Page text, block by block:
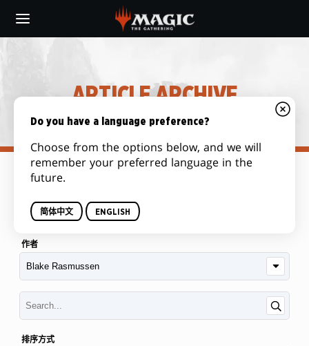
main
ARTICLE ARCHIVE
作者
排序方式
Do you have a language preference?
Choose from the options below, and we will
remember your preferred language in the
future.
简体中文 ENGLISH